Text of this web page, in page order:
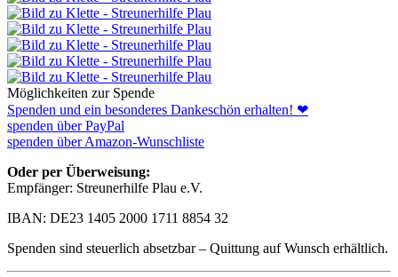
Möglichkeiten zur Spende
Spenden und ein besonderes Dankeschön erhalten! ❤
spenden über PayPal
spenden über Amazon-Wunschliste
Oder per Überweisung:
Empfänger: Streunerhilfe Plau e.V.
IBAN: DE23 1405 2000 1711 8854 32
Spenden sind steuerlich absetzbar – Quittung auf Wunsch erhältlich.